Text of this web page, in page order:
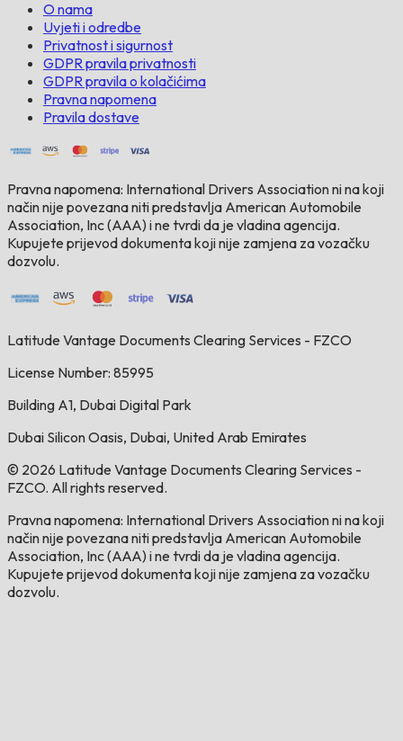
O nama
Uvjeti i odredbe
Privatnost i sigurnost
GDPR pravila privatnosti
GDPR pravila o kolačićima
Pravna napomena
Pravila dostave
Pravna napomena: International Drivers Association ni na koji
način nije povezana niti predstavlja American Automobile
Association, Inc (AAA) i ne tvrdi da je vladina agencija.
Kupujete prijevod dokumenta koji nije zamjena za vozačku
dozvolu.
Latitude Vantage Documents Clearing Services - FZCO
License Number: 85995
Building A1, Dubai Digital Park
Dubai Silicon Oasis, Dubai, United Arab Emirates
© 2026 Latitude Vantage Documents Clearing Services -
FZCO. All rights reserved.
Pravna napomena: International Drivers Association ni na koji
način nije povezana niti predstavlja American Automobile
Association, Inc (AAA) i ne tvrdi da je vladina agencija.
Kupujete prijevod dokumenta koji nije zamjena za vozačku
dozvolu.